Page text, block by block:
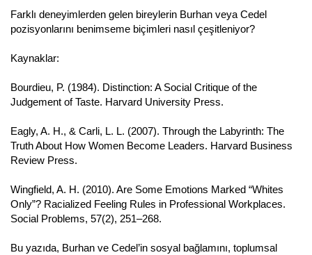
Farklı deneyimlerden gelen bireylerin Burhan veya Cedel
pozisyonlarını benimseme biçimleri nasıl çeşitleniyor?
Kaynaklar:
Bourdieu, P. (1984). Distinction: A Social Critique of the
Judgement of Taste. Harvard University Press.
Eagly, A. H., & Carli, L. L. (2007). Through the Labyrinth: The
Truth About How Women Become Leaders. Harvard Business
Review Press.
Wingfield, A. H. (2010). Are Some Emotions Marked “Whites
Only”? Racialized Feeling Rules in Professional Workplaces.
Social Problems, 57(2), 251–268.
Bu yazıda, Burhan ve Cedel’in sosyal bağlamını, toplumsal